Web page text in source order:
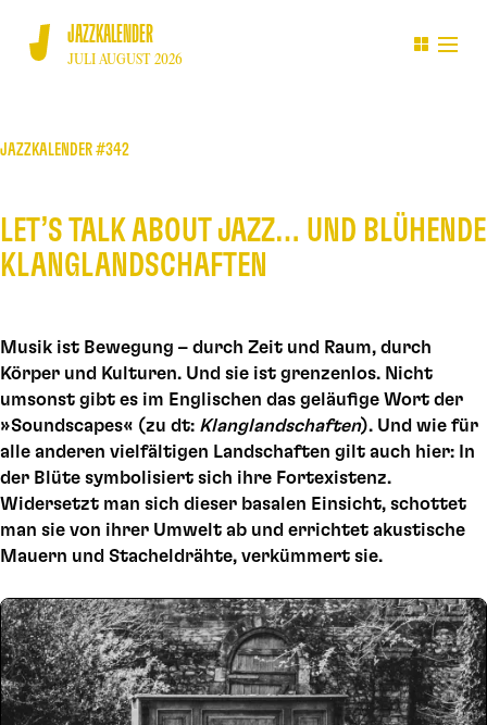
JAZZKALENDER
JULI AUGUST 2026
JAZZKALENDER #342
LET’S TALK ABOUT JAZZ… UND BLÜHENDE
KLANGLANDSCHAFTEN
Musik ist Bewegung – durch Zeit und Raum, durch
Körper und Kulturen. Und sie ist grenzenlos. Nicht
umsonst gibt es im Englischen das geläufige Wort der
»Soundscapes« (zu dt: Klanglandschaften). Und wie für
alle anderen vielfältigen Landschaften gilt auch hier: In
der Blüte symbolisiert sich ihre Fortexistenz.
Widersetzt man sich dieser basalen Einsicht, schottet
man sie von ihrer Umwelt ab und errichtet akustische
Mauern und Stacheldrähte, verkümmert sie.